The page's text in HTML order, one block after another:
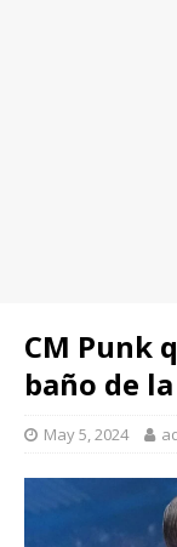
CM Punk
baño de
May 5, 2024